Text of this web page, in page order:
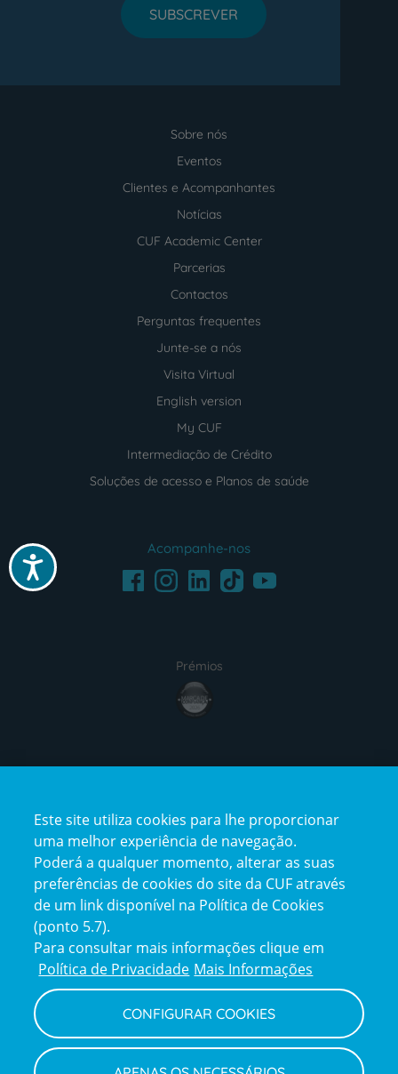
Acessibilidade
SUBSCREVER
Sobre nós
Eventos
Clientes e Acompanhantes
Notícias
CUF Academic Center
Parcerias
Contactos
Perguntas frequentes
Junte-se a nós
Visita Virtual
English version
My CUF
Intermediação de Crédito
Soluções de acesso e Planos de saúde
Acompanhe-nos
FacebookInstagramLinkedInTikTokYoutube
Prémios
award4
certification2certification3
Reclamações
e
elogios
Política de Privacidade e Cookies
Termos e Condições
Este site utiliza cookies para lhe proporcionar
uma melhor experiência de navegação.
Poderá a qualquer momento, alterar as suas
preferências de cookies do site da CUF através
de um link disponível na Política de Cookies
(ponto 5.7).
Para consultar mais informações clique em
Política de Privacidade Mais Informações
CONFIGURAR COOKIES